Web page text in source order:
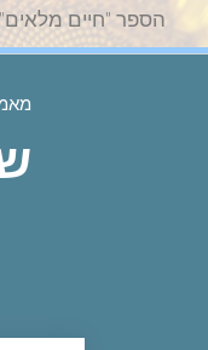
הספר "חיים מלאים"